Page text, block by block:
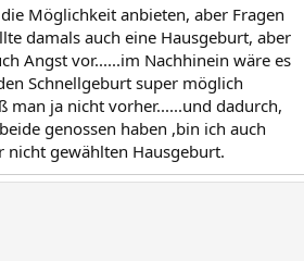
Möglichkeit anbieten, aber Fragen
damals auch eine Hausgeburt, aber
Angst vor......im Nachhinein wäre es
Schnellgeburt super möglich
man ja nicht vorher......und dadurch,
genossen haben ,bin ich auch
gewählten Hausgeburt.